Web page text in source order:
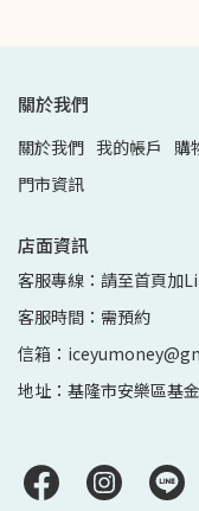
關於我們
關於我們 我的帳戶 購
門市資訊
店面資訊
客服專線：請至首頁加
客服時間：需預約
信箱：
地址：基隆市安樂區基